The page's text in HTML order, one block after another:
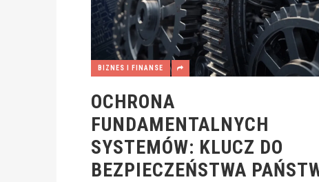
BIZNES I FINANSE
OCHRONA
FUNDAMENTALNYCH
SYSTEMÓW: KLUCZ DO
BEZPIECZEŃSTWA